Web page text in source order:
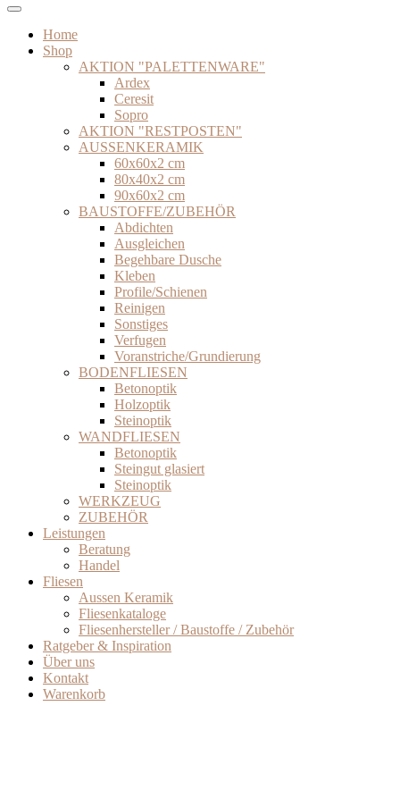
Home
Shop
AKTION "PALETTENWARE"
Ardex
Ceresit
Sopro
AKTION "RESTPOSTEN"
AUSSENKERAMIK
60x60x2 cm
80x40x2 cm
90x60x2 cm
BAUSTOFFE/ZUBEHÖR
Abdichten
Ausgleichen
Begehbare Dusche
Kleben
Profile/Schienen
Reinigen
Sonstiges
Verfugen
Voranstriche/Grundierung
BODENFLIESEN
Betonoptik
Holzoptik
Steinoptik
WANDFLIESEN
Betonoptik
Steingut glasiert
Steinoptik
WERKZEUG
ZUBEHÖR
Leistungen
Beratung
Handel
Fliesen
Aussen Keramik
Fliesenkataloge
Fliesenhersteller / Baustoffe / Zubehör
Ratgeber & Inspiration
Über uns
Kontakt
Warenkorb